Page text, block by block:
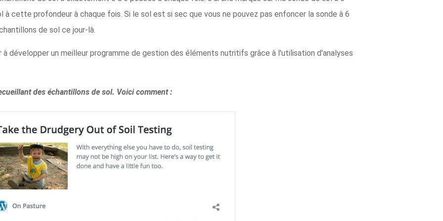
cette profondeur à chaque fois. Si le sol est si sec que vous ne pouvez pas enfoncer la sonde à 6
de sol ce jour-là.
développer un meilleur programme de gestion des éléments nutritifs grâce à l'utilisation d'analyses
des échantillons de sol. Voici comment :